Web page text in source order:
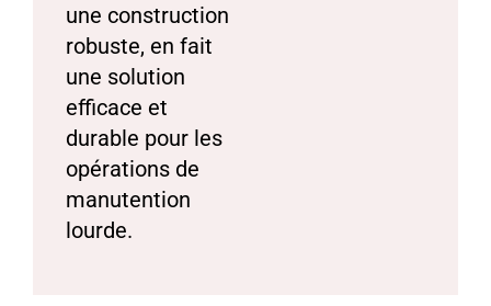
une construction
robuste, en fait
une solution
efficace et
durable pour les
opérations de
manutention
lourde.